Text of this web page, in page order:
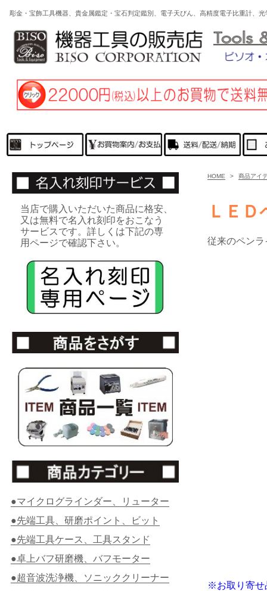
彫金・宝飾工具機器、貴金属鑑定・宝石判定鑑別、電子天びん、高精度電子比重計
HOME > 商品アイ
ＬＥ
従来のペン
※お取り寄せ
当店で購入いただいた商品に格安、
又は無料で名入れ刻印をおこなう
サービスです。詳しくは下記の専
用ページで確認下さい。
●マイクログラインダー、リューター
●先端工具、研磨ポイント、ビット
●先端工具ケース、工具スタンド
●卓上バフ研磨機、バフモーター
●超音波洗浄機、ソニッククリーナー